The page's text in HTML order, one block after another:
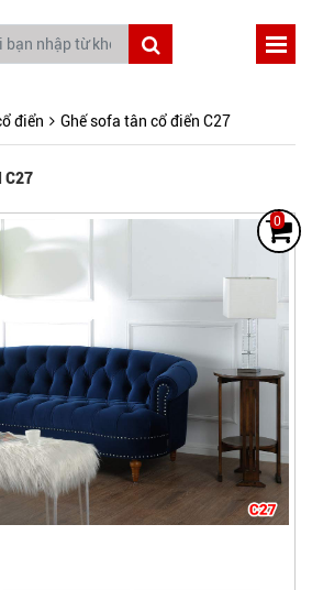
0
điển Ghế sofa tân cổ điển C27
C27